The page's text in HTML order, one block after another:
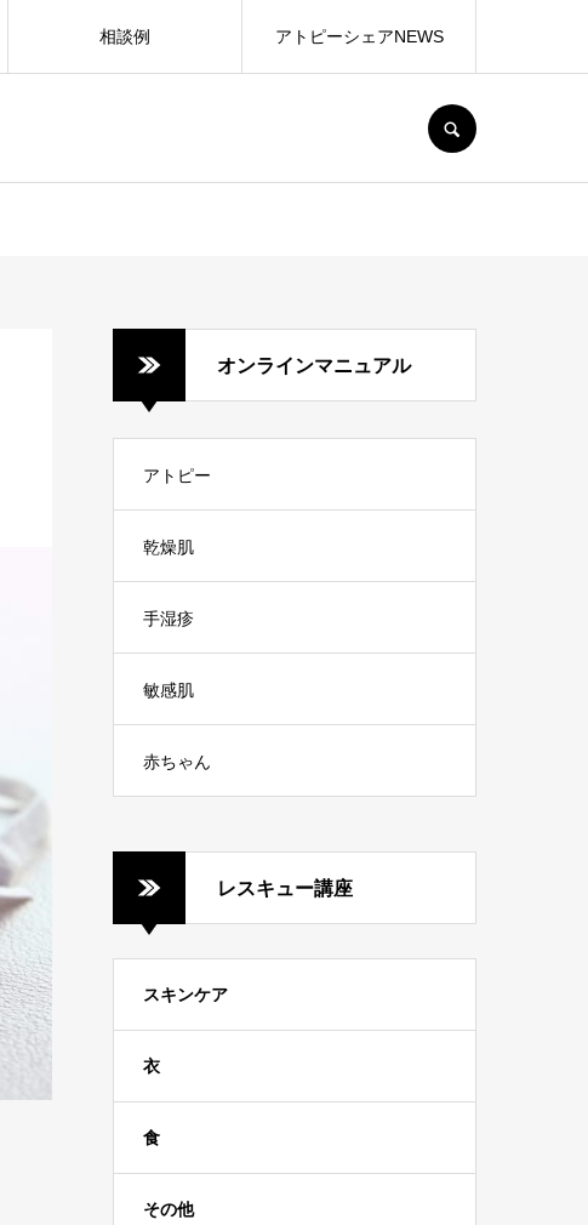
相談例 アトピーシェアNEWS
オンラインマニュアル
アトピー
乾燥肌
手湿疹
敏感肌
赤ちゃん
レスキュー講座
スキンケア
衣
食
その他